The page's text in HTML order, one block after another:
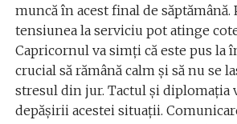
muncă în acest final de săptămână.
tensiunea la serviciu pot atinge
Capricornul va simți că este pus la
crucial să rămână calm și să nu se
stresul din jur. Tactul și diplomația
depășirii acestei situații.